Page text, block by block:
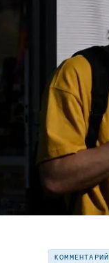
КОММЕНТАРИЙ